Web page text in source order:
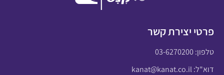
פרטי יצירת קשר
טלפון:03-6270200
דוא"ל:kanat@kanat.co.il